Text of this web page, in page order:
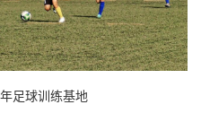
足球训练基地